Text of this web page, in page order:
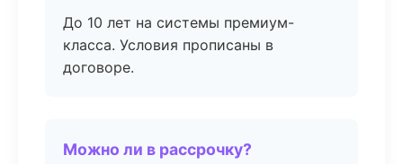
До 10 лет на системы премиум-
класса. Условия прописаны в
договоре.
Можно ли в рассрочку?